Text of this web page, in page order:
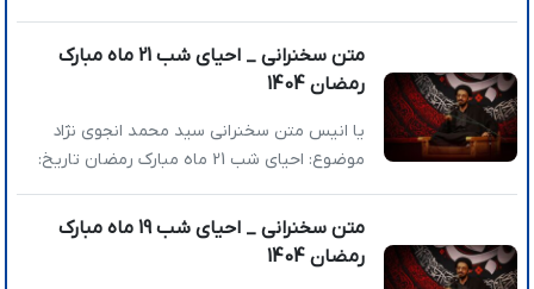
پیروزی هایمان مغرور نشویم؟ » امام علی(ع) در
هیچ جنگ سختی نباخت اما در جنگ نرم باخت »
حضور گسترده مردم را در خیابان‌ها به پای
خودتان ننویسید؛ فقط عنایت […]
متن سخنرانی _ احیای شب 21 ماه مبارک
رمضان 1404
یا انیس متن سخنرانی سید محمد انجوی نژاد
موضوع: احیای شب 21 ماه مبارک رمضان تاریخ:
نهایی ادامه یا توقف جنگ به عهده رهبری است »
شود؟ » چرا تجمعات خیابانی لازمه امنیت کشور
متن سخنرانی _ احیای شب 19 ماه مبارک
رمضان 1404